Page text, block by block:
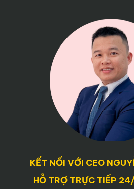
KẾT NỐI VỚI CEO
HỖ TRỢ TRỰC TIẾP